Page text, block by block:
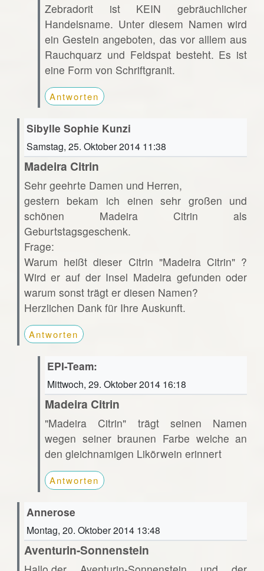
Zebradorit ist KEIN gebräuchlicher
Handelsname. Unter diesem Namen wird
ein Gestein angeboten, das vor alllem aus
Rauchquarz und Feldspat besteht. Es ist
eine Form von Schriftgranit.
Antworten
Sibylle Sophie Kunzi
Samstag, 25. Oktober 2014 11:38
Madeira Citrin
Sehr geehrte Damen und Herren,
gestern bekam ich einen sehr großen und
schönen Madeira Citrin als
Geburtstagsgeschenk.
Frage:
Warum heißt dieser Citrin "Madeira Citrin" ?
Wird er auf der Insel Madeira gefunden oder
warum sonst trägt er diesen Namen?
Herzlichen Dank für Ihre Auskunft.
Antworten
EPI-Team:
Mittwoch, 29. Oktober 2014 16:18
Madeira Citrin
"Madeira Citrin" trägt seinen Namen
wegen seiner braunen Farbe welche an
den gleichnamigen Likörwein erinnert
Antworten
Annerose
Montag, 20. Oktober 2014 13:48
Aventurin-Sonnenstein